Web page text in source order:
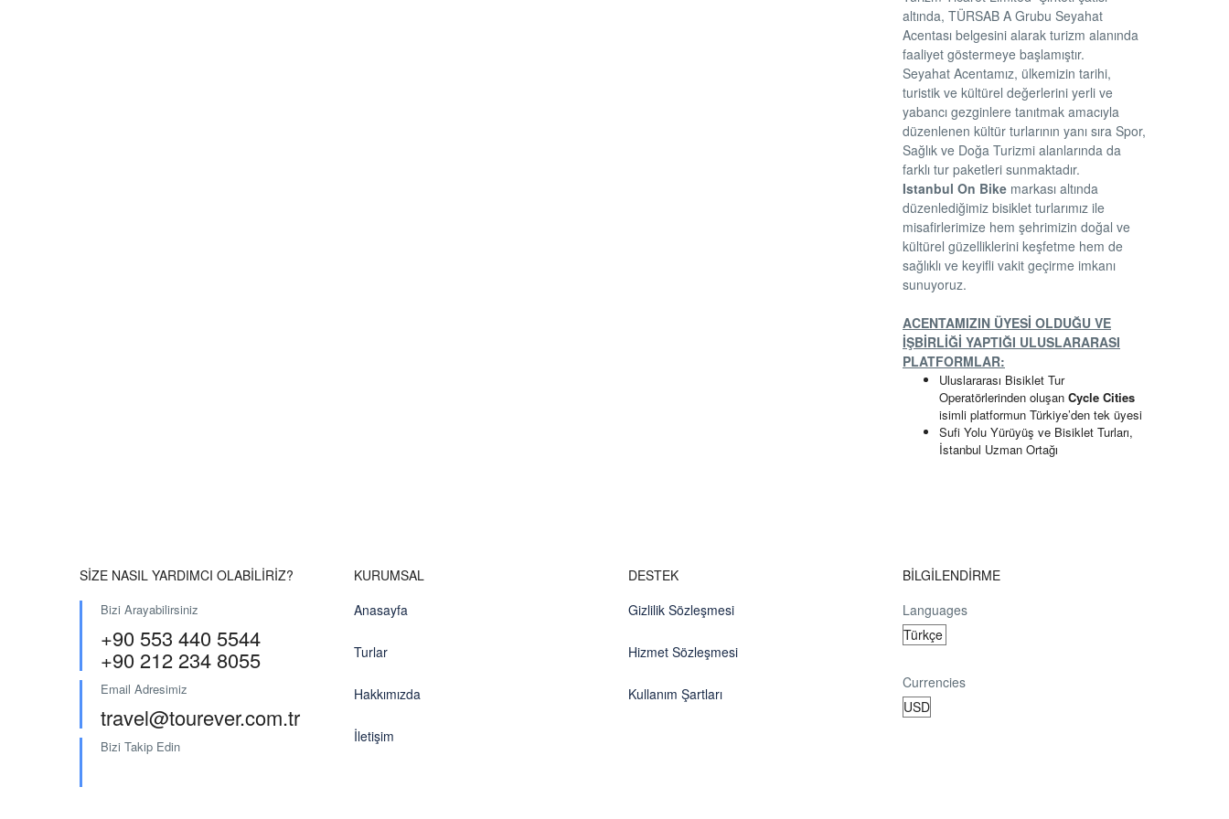
altında, TÜRSAB A Grubu Seyahat
Acentası belgesini alarak turizm alanında
faaliyet göstermeye başlamıştır.
Seyahat Acentamız, ülkemizin tarihi,
turistik ve kültürel değerlerini yerli ve
yabancı gezginlere tanıtmak amacıyla
düzenlenen kültür turlarının yanı sıra Spor,
Sağlık ve Doğa Turizmi alanlarında da
farklı tur paketleri sunmaktadır.
Istanbul On Bike markası altında
düzenlediğimiz bisiklet turlarımız ile
misafirlerimize hem şehrimizin doğal ve
kültürel güzelliklerini keşfetme hem de
sağlıklı ve keyifli vakit geçirme imkanı
sunuyoruz.
ACENTAMIZIN ÜYESİ OLDUĞU VE
İŞBİRLİĞİ YAPTIĞI ULUSLARARASI
PLATFORMLAR:
Uluslararası Bisiklet Tur
Operatörlerinden oluşan Cycle Cities
isimli platformun Türkiye’den tek üyesi
Sufi Yolu Yürüyüş ve Bisiklet Turları,
İstanbul Uzman Ortağı
SİZE NASIL YARDIMCI OLABİLİRİZ?
Bizi Arayabilirsiniz
+90 553 440 5544
+90 212 234 8055
Email Adresimiz
travel@tourever.com.tr
Bizi Takip Edin
KURUMSAL
Anasayfa
Turlar
Hakkımızda
İletişim
DESTEK
Gizlilik Sözleşmesi
Hizmet Sözleşmesi
Kullanım Şartları
BİLGİLENDİRME
Languages
Currencies